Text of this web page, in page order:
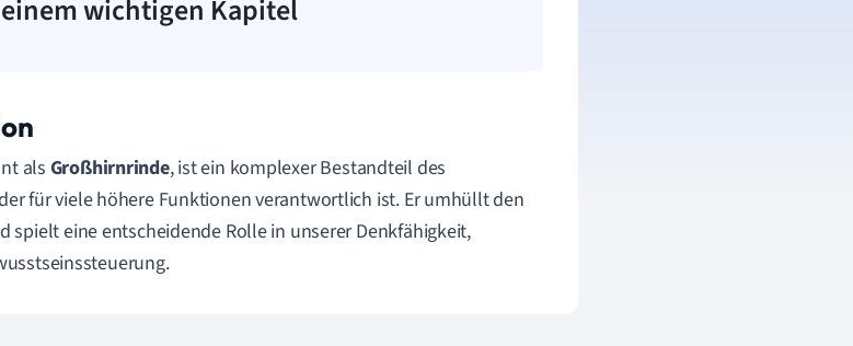
wichtigen Kapitel
als Großhirnrinde, ist ein komplexer Bestandteil des
für viele höhere Funktionen verantwortlich ist. Er umhüllt den
spielt eine entscheidende Rolle in unserer Denkfähigkeit,